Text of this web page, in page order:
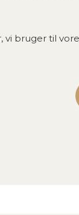
vi bruger til